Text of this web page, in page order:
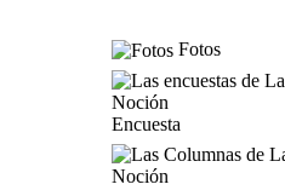
Fotos
Encuesta